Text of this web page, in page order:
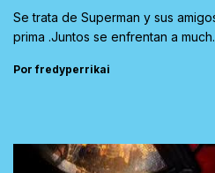
Se trata de Superman y sus
prima .Juntos se enfrentan a
Por fredyperrikai